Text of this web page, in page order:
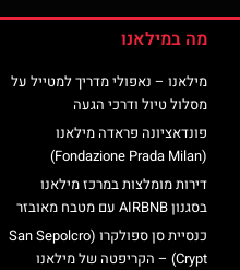
מה במילאנו
מילאנו – נאפולי מדריך למטייל על
מסלול טיול ודרכי הגעה
פונדאציונה פראדה מילאנו
(Fondazione Prada Milan)
דירות מומלצות במרכז מילאנו
בסגנון AIRBNB עם מטבח מאובזר
כנסיית סן ספולקרו (San Sepolcro
Crypt) – הקריפטה של מילאנו